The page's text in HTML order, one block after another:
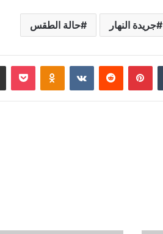
جريدة النهار حالة الطقس
بينتيريست ‏VKontakte بوكيت